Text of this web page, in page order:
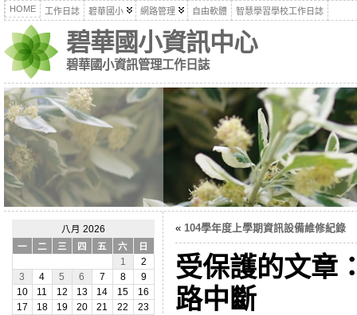
HOME 工作日誌 碧華國小 網路管理 自由軟體 智慧學習學校工作日誌
碧華國小資訊中心
碧華國小資訊管理工作日誌
八月 2026
一
二 三 四 五 六
日
1
2
3
4 5 6 7 8
9
10
11 12 13 14 15
16
17
18 19 20 21 22
23
« 104學年度上學期資訊設備維修紀錄
受保護的文章
路中斷